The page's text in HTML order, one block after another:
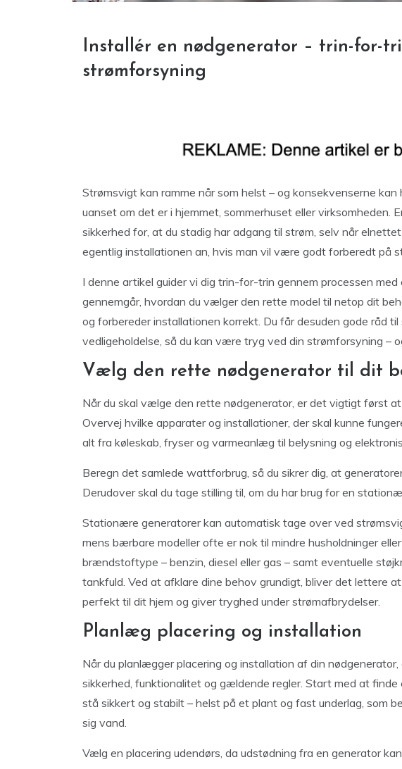
Installér en nødgenerator – trin-for-
strømforsyning
Strømsvigt kan ramme når som helst – og konsekvenserne
uanset om det er i hjemmet, sommerhuset eller virksomheden.
sikkerhed for, at du stadig har adgang til strøm, selv når
egentlig installationen an, hvis man vil være godt forberedt på
I denne artikel guider vi dig trin-for-trin gennem processen
gennemgår, hvordan du vælger den rette model til netop dit
og forbereder installationen korrekt. Du får desuden gode råd til
vedligeholdelse, så du kan være tryg ved din strømforsyning –
Vælg den rette nødgenerator til dit
Når du skal vælge den rette nødgenerator, er det vigtigt først
Overvej hvilke apparater og installationer, der skal kunne
alt fra køleskab, fryser og varmeanlæg til belysning og
Beregn det samlede wattforbrug, så du sikrer dig, at
Derudover skal du tage stilling til, om du har brug for en
Stationære generatorer kan automatisk tage over ved
mens bærbare modeller ofte er nok til mindre husholdninger
brændstoftype – benzin, diesel eller gas – samt eventuelle
tankfuld. Ved at afklare dine behov grundigt, bliver det lettere
perfekt til dit hjem og giver tryghed under strømafbrydelser.
Planlæg placering og installation
Når du planlægger placering og installation af din
sikkerhed, funktionalitet og gældende regler. Start med at
stå sikkert og stabilt – helst på et plant og fast underlag, som
sig vand.
Vælg en placering udendørs, da udstødning fra en generator